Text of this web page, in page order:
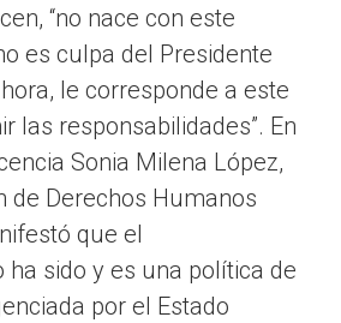
“no nace con este
es culpa del Presidente
le corresponde a este
las responsabilidades”. En
Sonia Milena López,
de Derechos Humanos
que el
sido y es una política de
por el Estado